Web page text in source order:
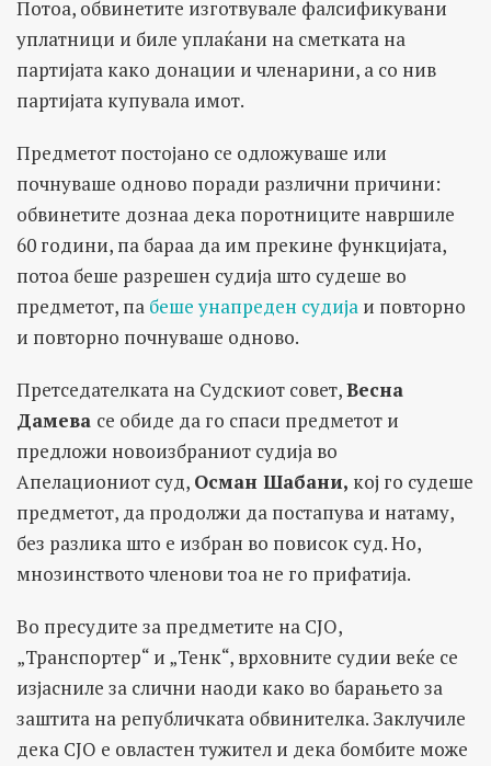
Потоа, обвинетите изготвувале фалсификувани
уплатници и биле уплаќани на сметката на
партијата како донации и членарини, а со нив
партијата купувала имот.
Предметот постојано се одложуваше или
почнуваше одново поради различни причини:
обвинетите дознаа дека поротниците навршиле
60 години, па бараа да им прекине функцијата,
потоа беше разрешен судија што судеше во
предметот, па беше унапреден судија и повторно
и повторно почнуваше одново.
Претседателката на Судскиот совет,Весна
Дамева се обиде да го спаси предметот и
предложи новоизбраниот судија во
Апелациониот суд, Осман Шабани, кој го судеше
предметот, да продолжи да постапува и натаму,
без разлика што е избран во повисок суд. Но,
мнозинството членови тоа не го прифатија.
Во пресудите за предметите на СЈО,
„Транспортер“ и „Тенк“, врховните судии веќе се
изјасниле за слични наоди како во барањето за
заштита на републичката обвинителка. Заклучиле
дека СЈО е овластен тужител и дека бомбите може